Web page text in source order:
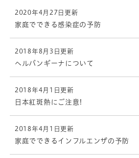
2020年4月27日更新
家庭でできる感染症の予防
2018年8月3日更新
ヘルパンギーナについて
2018年4月1日更新
日本紅斑熱にご注意!
2018年4月1日更新
家庭でできるインフルエンザの予防